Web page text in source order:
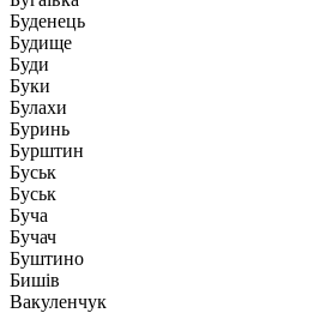
Буденець
Будище
Буди
Буки
Булахи
Буринь
Бурштин
Буськ
Буськ
Буча
Бучач
Буштино
Бишів
Вакуленчук